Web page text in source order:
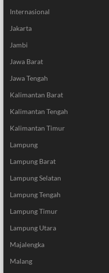
Internasional
Jakarta
Jambi
Jawa Barat
Jawa Tengah
Kalimantan Barat
Kalimantan Tengah
Kalimantan Timur
Lampung
Lampung Barat
Lampung Selatan
Lampung Tengah
Lampung Timur
Lampung Utara
Majalengka
Malang